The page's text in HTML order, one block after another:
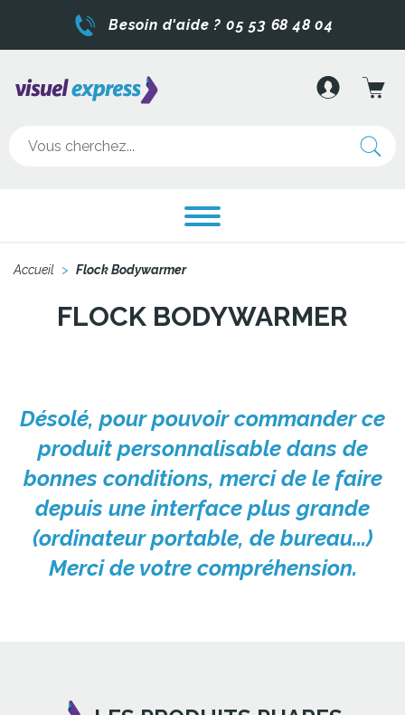
Besoin d'aide ? 05 53 68 48 04
Accueil > Flock Bodywarmer
FLOCK BODYWARMER
Désolé, pour pouvoir commander ce
produit personnalisable dans de
bonnes conditions, merci de le faire
depuis une interface plus grande
(ordinateur portable, de bureau...)
Merci de votre compréhension.